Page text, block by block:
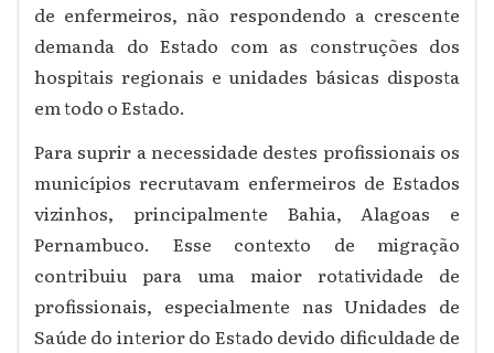
de enfermeiros, não respondendo a crescente
demanda do Estado com as construções dos
hospitais regionais e unidades básicas disposta
em todo o Estado.
Para suprir a necessidade destes profissionais os
municípios recrutavam enfermeiros de Estados
vizinhos, principalmente Bahia, Alagoas e
Pernambuco. Esse contexto de migração
contribuiu para uma maior rotatividade de
profissionais, especialmente nas Unidades de
Saúde do interior do Estado devido dificuldade de